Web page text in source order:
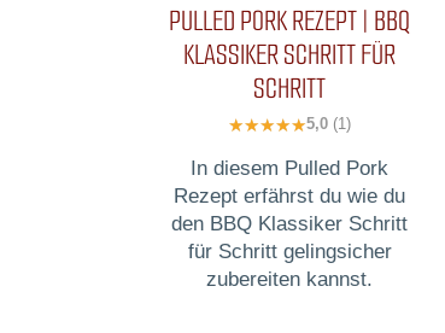
PULLED PORK REZEPT | BBQ
KLASSIKER SCHRITT FÜR
SCHRITT
5,0 (1)
In diesem Pulled Pork
Rezept erfährst du wie du
den BBQ Klassiker Schritt
für Schritt gelingsicher
zubereiten kannst.